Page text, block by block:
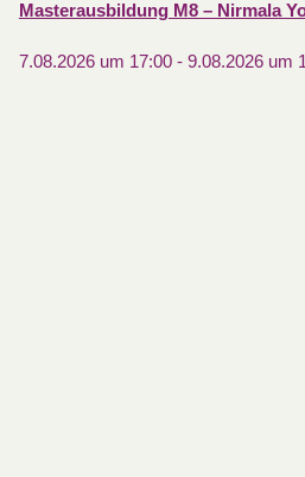
Masterausbildung M8 – Nirmala
7.08.2026 um 17:00- 9.08.2026 um